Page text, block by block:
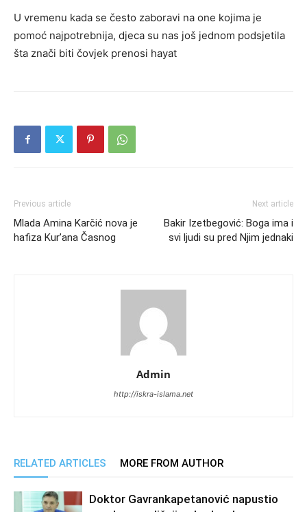
U vremenu kada se često zaboravi na one kojima je
pomoć najpotrebnija, djeca su nas još jednom podsjetila
šta znači biti čovjek prenosi hayat
Previous article
Mlada Amina Karčić nova je
hafiza Kur’ana Časnog
Next article
Bakir Izetbegović: Boga ima i
svi ljudi su pred Njim jednaki
Admin
http://iskra-islama.net
RELATED ARTICLES MORE FROM AUTHOR
Doktor Gavrankapetanović napustio